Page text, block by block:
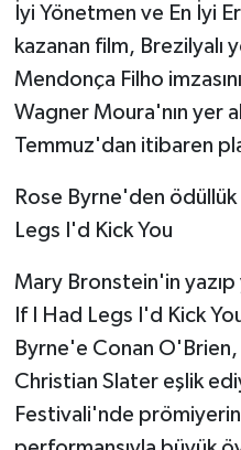
İyi Yönetmen ve En İyi
kazanan film, Brezilyalı
Mendonça Filho
Wagner Moura'nın yer
Temmuz'dan itibaren
Rose Byrne'den
Legs I'd Kick You
Mary Bronstein'in
If I Had Legs I'd Kick
Byrne'e Conan
Christian Slater eşlik
Festivali'nde